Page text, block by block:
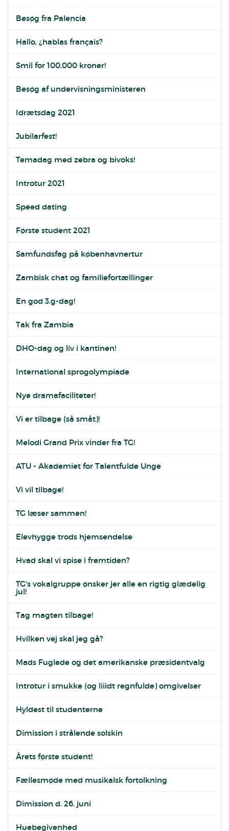
Besøg fra Palencia
Hallo, ¿hablas français?
Smil for 100.000 kroner!
Besøg af undervisningsministeren
Idrætsdag 2021
Jubilarfest!
Temadag med zebra og bivoks!
Introtur 2021
Speed dating
Første student 2021
Samfundsfag på københavnertur
Zambisk chat og familiefortællinger
En god 3.g-dag!
Tak fra Zambia
DHO-dag og liv i kantinen!
International sprogolympiade
Nye dramafaciliteter!
Vi er tilbage (så småt)!
Melodi Grand Prix vinder fra TG!
ATU - Akademiet for Talentfulde Unge
Vi vil tilbage!
TG læser sammen!
Elevhygge trods hjemsendelse
Hvad skal vi spise i fremtiden?
TG's vokalgruppe ønsker jer alle en rigtig glædelig
jul!
Tag magten tilbage!
Hvilken vej skal jeg gå?
Mads Fuglede og det amerikanske præsidentvalg
Introtur i smukke (og liiidt regnfulde) omgivelser
Hyldest til studenterne
Dimission i strålende solskin
Årets første student!
Fællesmøde med musikalsk fortolkning
Dimission d. 26. juni
Huebegivenhed